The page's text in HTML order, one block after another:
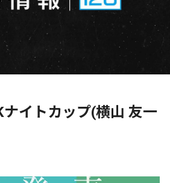
ナイトカップ(横山 友一